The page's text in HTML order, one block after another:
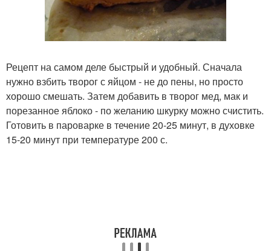
Рецепт на самом деле быстрый и удобный. Сначала
нужно взбить творог с яйцом - не до пены, но просто
хорошо смешать. Затем добавить в творог мед, мак и
порезанное яблоко - по желанию шкурку можно счистить.
Готовить в пароварке в течение 20-25 минут, в духовке
15-20 минут при температуре 200 с.